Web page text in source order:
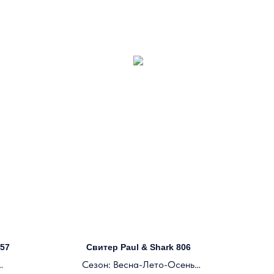
Свитер Paul & Shark 806
Сезон: Весна-Лето-Осень